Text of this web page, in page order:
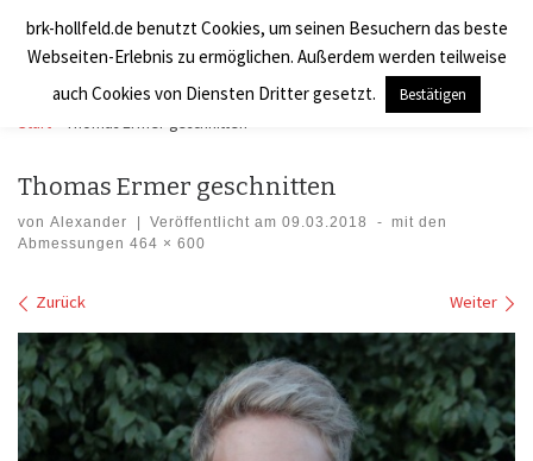
Zum Inhalt springen
BRK Hollfeld LogV
Search
Start Thomas Ermer geschnitten
Thomas Ermer geschnitten
von Alexander Veröffentlicht am09.03.2018 - mit den
Abmessungen 464 × 600
Bilder Navigation
Zurück Weiter
brk-hollfeld.de benutzt Cookies, um seinen Besuchern das beste
Webseiten-Erlebnis zu ermöglichen. Außerdem werden teilweise
auch Cookies von Diensten Dritter gesetzt.
Bestätigen